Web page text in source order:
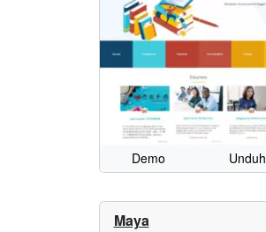
Demo Unduh
Maya